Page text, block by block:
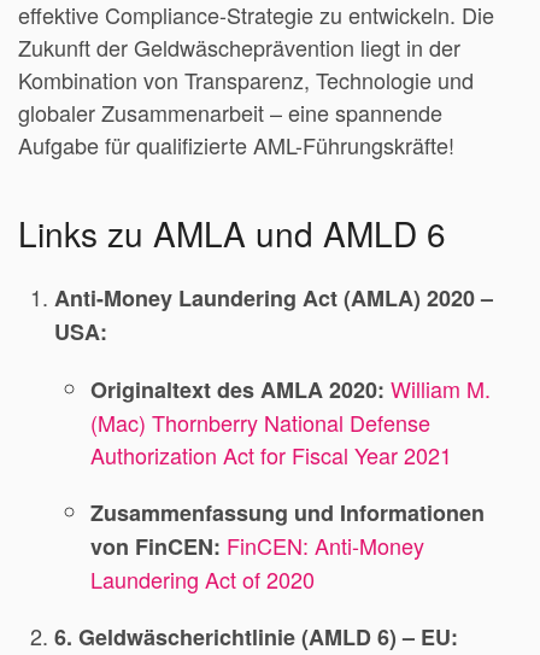
effektive Compliance-Strategie zu entwickeln. Die
Zukunft der Geldwäscheprävention liegt in der
Kombination von Transparenz, Technologie und
globaler Zusammenarbeit – eine spannende
Aufgabe für qualifizierte AML-Führungskräfte!
Links zu AMLA und AMLD 6
Anti-Money Laundering Act (AMLA) 2020 –
USA:
Originaltext des AMLA 2020: William M.
(Mac) Thornberry National Defense
Authorization Act for Fiscal Year 2021
Zusammenfassung und Informationen
von FinCEN: FinCEN: Anti-Money
Laundering Act of 2020
6. Geldwäscherichtlinie (AMLD 6) – EU: